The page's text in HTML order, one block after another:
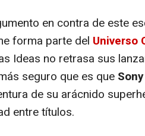
en contra de este
forma parte del Universo
Ideas no retrasa sus
seguro que es que Sony
de su arácnido
entre títulos.